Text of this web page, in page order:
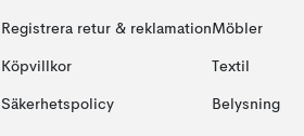
Registrera retur & reklamation
Köpvillkor
Säkerhetspolicy
Möbler
Textil
Belysning